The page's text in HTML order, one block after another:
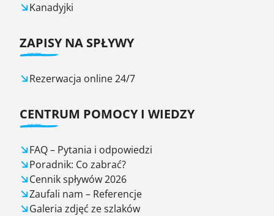
Kanadyjki
ZAPISY NA SPŁYWY
Rezerwacja online 24/7
CENTRUM POMOCY I WIEDZY
FAQ – Pytania i odpowiedzi
Poradnik: Co zabrać?
Cennik spływów 2026
Zaufali nam – Referencje
Galeria zdjęć ze szlaków